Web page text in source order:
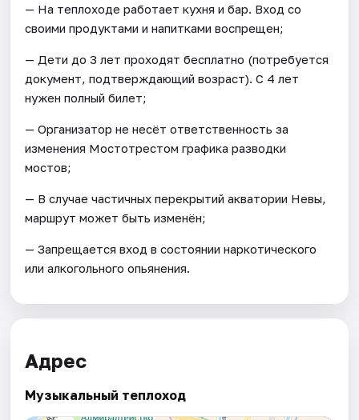
— На теплоходе работает кухня и бар. Вход со
своими продуктами и напитками воспрещен;
— Дети до 3 лет проходят бесплатно (потребуется
документ, подтверждающий возраст). С 4 лет
нужен полный билет;
— Организатор не несёт ответственность за
изменения Мостотрестом графика разводки
мостов;
— В случае частичных перекрытий акватории Невы,
маршрут может быть изменён;
— Запрещается вход в состоянии наркотического
или алкогольного опьянения.
Адрес
Музыкальный теплоход